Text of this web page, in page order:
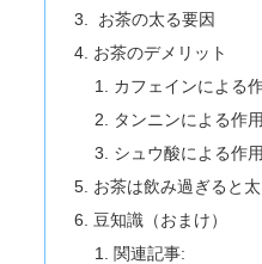
お茶の太る要因
お茶のデメリット
カフェインによる
タンニンによる作用
シュウ酸による作用
お茶は飲み過ぎると
豆知識（おまけ）
関連記事: